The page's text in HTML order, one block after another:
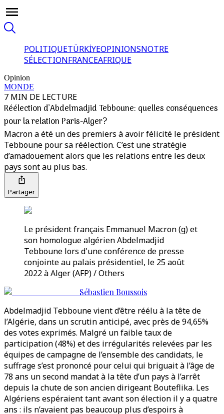
POLITIQUETÜRKİYEOPINIONSNOTRE
SÉLECTIONFRANCEAFRIQUE
Opinion
MONDE
7 MIN DE LECTURE
Réélection d’Abdelmadjid Tebboune: quelles conséquences
pour la relation Paris-Alger?
Macron a été un des premiers à avoir félicité le président
Tebboune pour sa réélection. C’est une stratégie
d’amadouement alors que les relations entre les deux
pays sont au plus bas.
Partager
Le président français Emmanuel Macron (g) et
son homologue algérien Abdelmadjid
Tebboune lors d'une conférence de presse
conjointe au palais présidentiel, le 25 août
2022 à Alger (AFP) / Others
Sébastien Boussois
Abdelmadjid Tebboune vient d’être réélu à la tête de
l’Algérie, dans un scrutin anticipé, avec près de 94,65%
des votes exprimés. Malgré un faible taux de
participation (48%) et des irrégularités relevées par les
équipes de campagne de l’ensemble des candidats, le
suffrage s’est prononcé pour celui qui briguait à l’âge de
78 ans un second mandat à la tête d’un pays à l’arrêt
depuis la chute de son ancien dirigeant Bouteflika. Les
Algériens espéraient tant avant son élection il y a quatre
ans : ils n’avaient pas beaucoup plus d’espoirs à